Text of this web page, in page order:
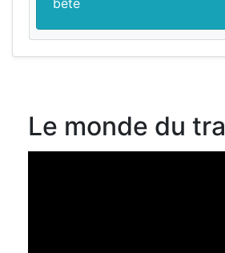
bête
Le monde du